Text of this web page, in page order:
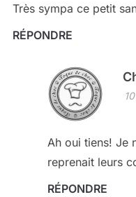
Très sympa ce petit
RÉPONDRE
Ah oui tiens! Je
reprenait leurs
RÉPONDRE